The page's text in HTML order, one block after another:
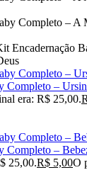
Encadernação
Completo –
era: R$ 25,00.
Completo –
25,00.R$ 5,00O